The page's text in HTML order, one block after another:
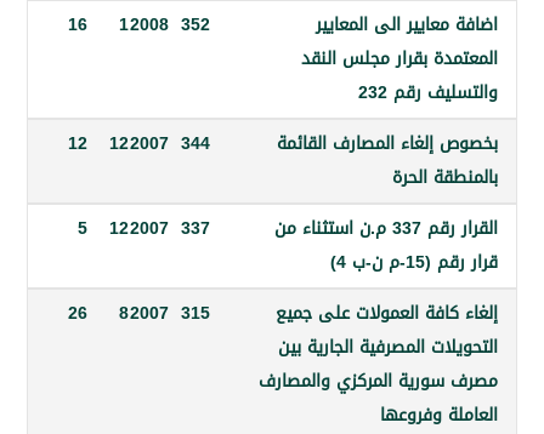
الى المعايير
بقرار مجلس النقد
رقم 232
16
المصارف القائمة
الحرة
344
12
12
القرار رقم 337 م.ن استثناء من
337
12
5
العمولات على جميع
المصرفية الجارية بين
المركزي والمصارف
وفروعها
315
26